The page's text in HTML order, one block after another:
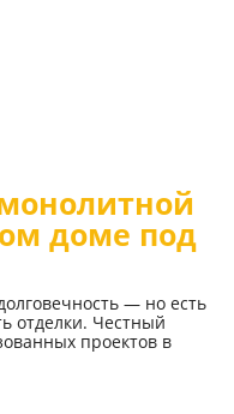
доме под
— но есть
отделки. Честный
проектов в